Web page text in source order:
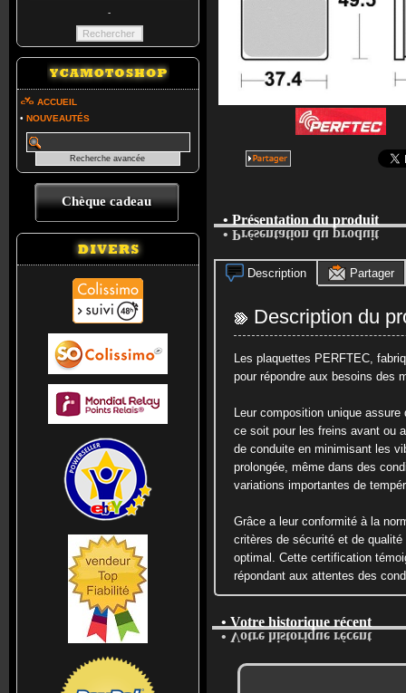
-
ACCUEIL
• NOUVEAUTÉS
Chèque cadeau
• Présentation du produit
• Présentation du produit
Description Partager
Description du
Les plaquettes PERFTEC,
pour répondre aux besoins des
Leur composition unique
ce soit pour les freins avant ou
de conduite en minimisant les
prolongée, même dans des
variations importantes de
Grâce a leur conformité à la
critères de sécurité et de
optimal. Cette certification
répondant aux attentes des
• Votre historique récent
• Votre historique récent